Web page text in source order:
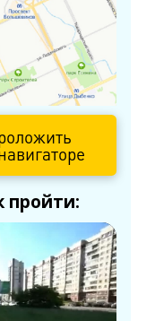
пройти: